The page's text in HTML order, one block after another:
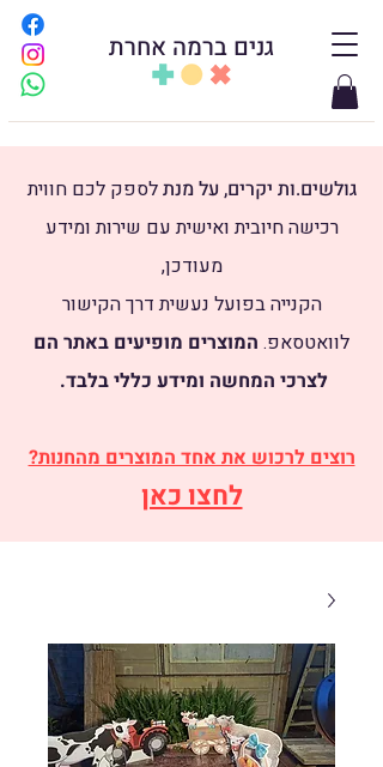
גנים ברמה אחרת
גולשים.ות יקרים, על מנתלספק לכם חווית
רכישה חיובית ואישית עם שירות ומידע
מעודכן,
הקנייה בפועל נעשית דרך הקישור
לוואטסאפ. המוצרים מופיעים באתר הם
לצרכי המחשה ומידע כללי בלבד.
רוצים לרכוש את אחד המוצרים מהחנות?
לחצו כאן